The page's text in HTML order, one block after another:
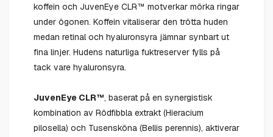
koffein och JuvenEye CLR™ motverkar mörka ringar
under ögonen. Koffein vitaliserar den trötta huden
medan retinal och hyaluronsyra jämnar synbart ut
fina linjer. Hudens naturliga fuktreserver fylls på
tack vare hyaluronsyra.
JuvenEye CLR™, baserat på en synergistisk
kombination av Rödfibbla extrakt (Hieracium
pilosella) och Tusensköna (Bellis perennis), aktiverar